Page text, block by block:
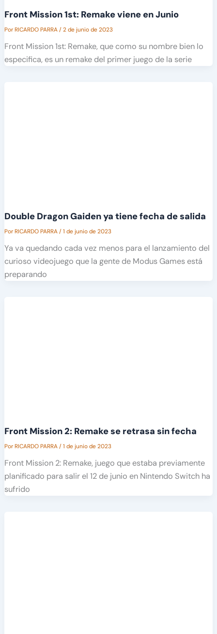
Front Mission 1st: Remake viene en Junio
PorRICARDO PARRA/2 de junio de 2023
Front Mission 1st: Remake, que como su nombre bien lo
especifica, es un remake del primer juego de la serie
Double Dragon Gaiden ya tiene fecha de salida
PorRICARDO PARRA/1 de junio de 2023
Ya va quedando cada vez menos para el lanzamiento del
curioso videojuego que la gente de Modus Games está
preparando
Front Mission 2: Remake se retrasa sin fecha
PorRICARDO PARRA/1 de junio de 2023
Front Mission 2: Remake, juego que estaba previamente
planificado para salir el 12 de junio en Nintendo Switch ha
sufrido